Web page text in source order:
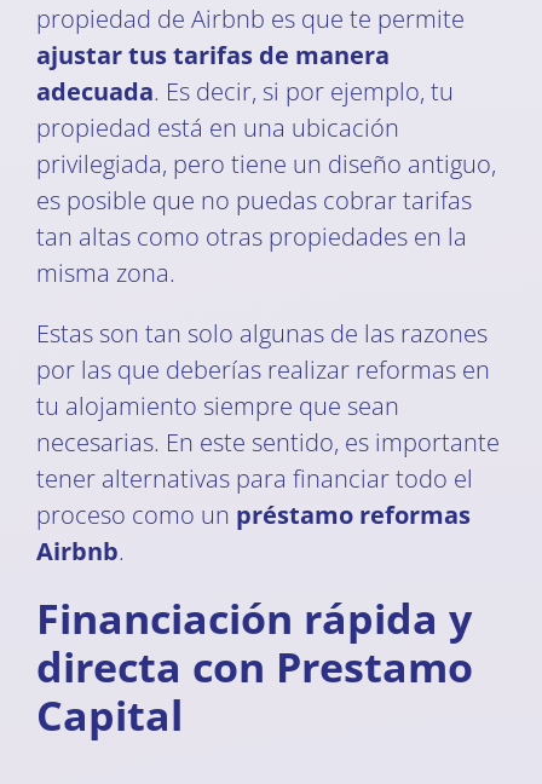
propiedad de Airbnb es que te permite
ajustar tus tarifas de manera
adecuada. Es decir, si por ejemplo, tu
propiedad está en una ubicación
privilegiada, pero tiene un diseño antiguo,
es posible que no puedas cobrar tarifas
tan altas como otras propiedades en la
misma zona.
Estas son tan solo algunas de las razones
por las que deberías realizar reformas en
tu alojamiento siempre que sean
necesarias. En este sentido, es importante
tener alternativas para financiar todo el
proceso como un préstamo reformas
Airbnb.
Financiación rápida y
directa con Prestamo
Capital